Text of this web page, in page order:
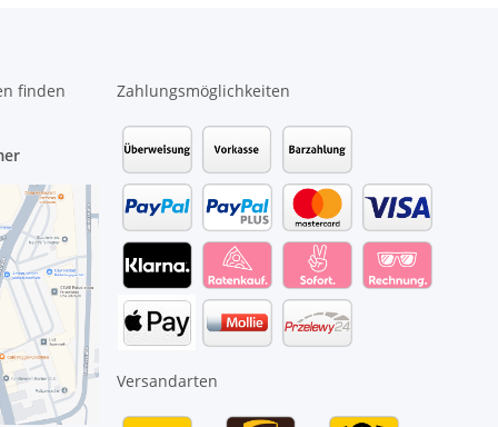
finden
Zahlungsmöglichkeiten
Versandarten